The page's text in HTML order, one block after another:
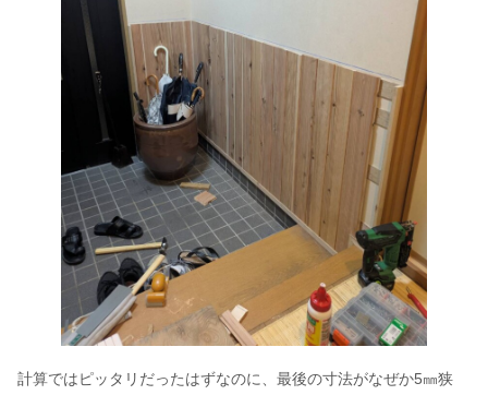
計算ではピッタリだったはずなのに、最後の寸法がなぜか5㎜狭